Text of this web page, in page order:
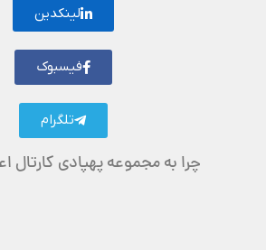
لینکدین
فیسبوک
تلگرام
چرا به مجموعه پهپادی کارتال